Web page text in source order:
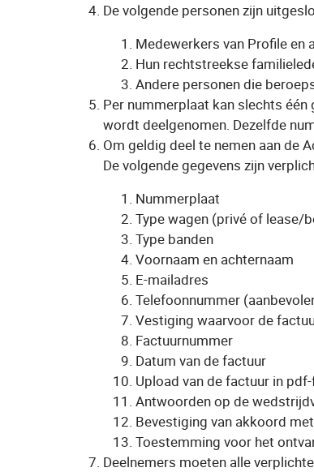
De volgende personen zijn
Medewerkers van Profile en
Hun rechtstreekse
Andere personen die
Per nummerplaat kan slechts
wordt deelgenomen. Dezelfde
Om geldig deel te nemen aan de
De volgende gegevens zijn
Nummerplaat
Type wagen (privé of lease/
Type banden
Voornaam en achternaam
E-mailadres
Telefoonnummer
Vestiging waarvoor de
Factuurnummer
Datum van de factuur
Upload van de factuur in
Antwoorden op de
Bevestiging van akkoord
Toestemming voor het
Deelnemers moeten alle